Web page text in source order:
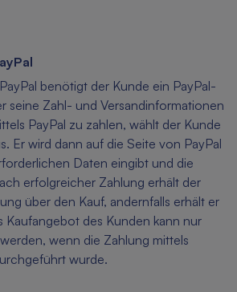
benötigt der Kunde ein PayPal-
seine Zahl- und Versandinformationen
PayPal zu zahlen, wählt der Kunde
Er wird dann auf die Seite von PayPal
Daten eingibt und die
erfolgreicher Zahlung erhält der
über den Kauf, andernfalls erhält er
Kaufangebot des Kunden kann nur
wenn die Zahlung mittels
wurde.